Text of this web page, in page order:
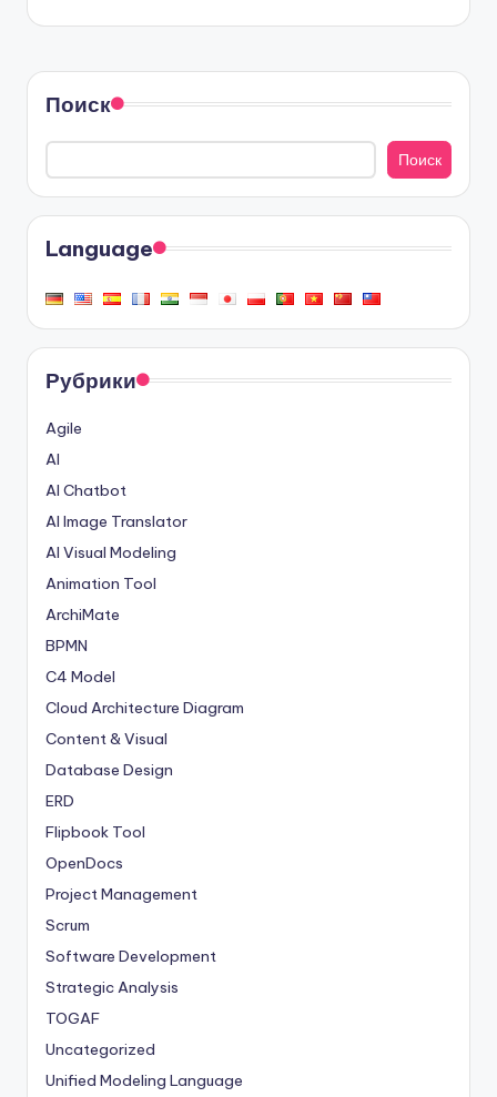
Поиск
Поиск
Language
Рубрики
Agile
AI
AI Chatbot
AI Image Translator
AI Visual Modeling
Animation Tool
ArchiMate
BPMN
C4 Model
Cloud Architecture Diagram
Content & Visual
Database Design
ERD
Flipbook Tool
OpenDocs
Project Management
Scrum
Software Development
Strategic Analysis
TOGAF
Uncategorized
Unified Modeling Language